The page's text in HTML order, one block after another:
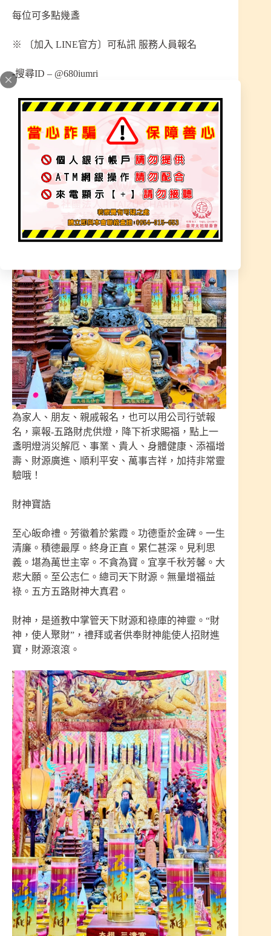
每位可多點幾盞
※ 〔加入 LINE官方〕可私訊 服務人員報名
-搜尋ID – @680iumri
https://lin.ee/B1sxucxl網址點進去私訊詢問
為家人、朋友、親戚報名，也可以用公司行號報
名，稟報-五路財虎供燈，降下祈求賜福，點上一
盞明燈消災解厄、事業、貴人、身體健康、添福增
壽、財源廣進、順利平安、萬事吉祥，加持非常靈
驗哦！
財神寶誥
至心皈命禮。芳徽着於紫霞。功德垂於金碑。一生
清廉。積德最厚。終身正直。累仁甚深。見利思
義。堪為萬世主宰。不貪為寶。宜享千秋芳馨。大
悲大願。至公志仁。總司天下財源。無量增福益
祿。五方五路財神大真君。
財神，是道教中掌管天下財源和祿庫的神靈。“財
神，使人聚財”，禮拜或者供奉財神能使人招財進
寶，財源滾滾。